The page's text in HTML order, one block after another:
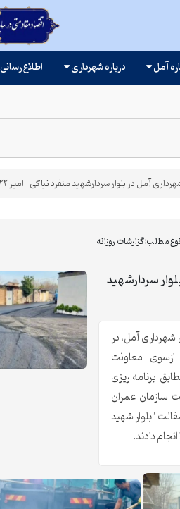
آمل درباره شهرداری اطلاع رسانی
آمل در بلوار سردارشهید منفرد نیاکی- امیر ۲۲
نوع مطلب:گزارشات روزانه
سردارشهید
آمل، در
معاونت
برنامه ریزی
عمران
"بلوار شهید